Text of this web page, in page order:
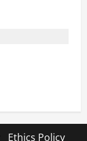
Ethics Policy